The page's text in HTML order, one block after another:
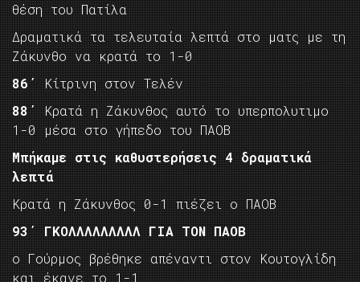
θέση του Πατίλα
Δραματικά τα τελευταία λεπτά στο ματς με τη
Ζάκυνθο να κρατά το 1-0
86΄ Κίτρινη στον Τελέν
88΄
Κρατά η Ζάκυνθος αυτό το υπερπολυτιμο
1-0 μέσα στο γήπεδο του ΠΑΟΒ
Μπήκαμε στις καθυστερήσεις 4 δραματικά
λεπτά
Κρατά η Ζάκυνθος 0-1 πιέζει ο ΠΑΟΒ
93΄ ΓΚΟΛΛΛΛΛΛΛΛΛ ΓΙΑ ΤΟΝ ΠΑΟΒ
ο Γούρμος βρέθηκε απέναντι στον Κουτογλίδη
και έκανε το 1-1